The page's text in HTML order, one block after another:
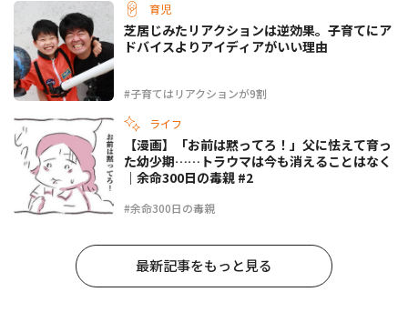
育児
#子育てはリアクションが9割
芝居じみたリアクションは逆効果。子育てにア
ドバイスよりアイディアがいい理由
ライフ
#余命300日の毒親
【漫画】「お前は黙ってろ！」父に怯えて育っ
た幼少期……トラウマは今も消えることはなく
｜余命300日の毒親 #2
最新記事をもっと見る